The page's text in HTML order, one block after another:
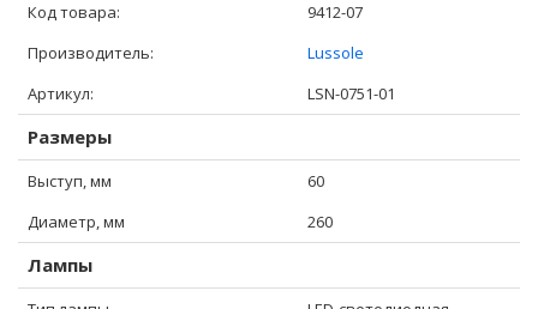
Код товара:
9412-07
Производитель:
Lussole
Артикул:
LSN-0751-01
Размеры
Выступ, мм
60
Диаметр, мм
260
Лампы